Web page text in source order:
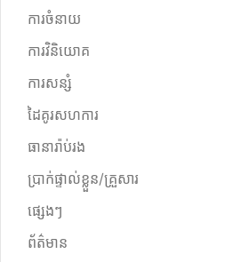
ការចំនាយ
ការវិនិយោគ
ការសន្សំ
ដៃគូរសហការ
ធានារ៉ាប់រង
ប្រាក់ផ្ទាល់ខ្លួន/គ្រួសារ
ផ្សេងៗ
ព័ត៌មាន